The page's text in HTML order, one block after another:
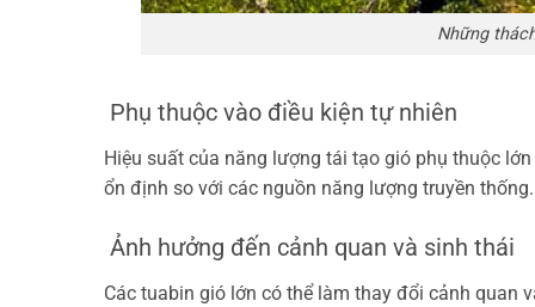
Những
Phụ thuộc vào điều kiện tự nhiên
Hiệu suất của năng lượng tái tạo gió phụ thuộc
ổn định so với các nguồn năng lượng truyền thống.
Ảnh hưởng đến cảnh quan và sinh thái
Các tuabin gió lớn có thể làm thay đổi cảnh quan